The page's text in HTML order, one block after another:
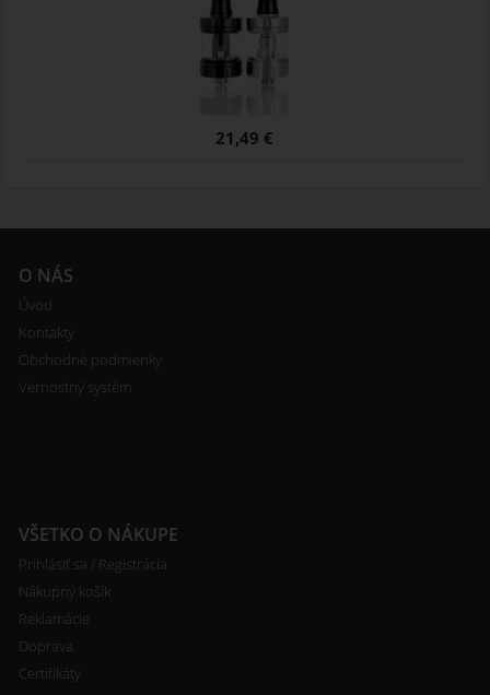
21,49 €
O NÁS
Úvod
Kontakty
Obchodné podmienky
Vernostný systém
VŠETKO O NÁKUPE
Prihlásiť sa / Registrácia
Nákupný košík
Reklamácie
Doprava
Certifikáty